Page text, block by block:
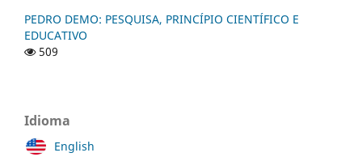
PEDRO DEMO: PESQUISA, PRINCÍPIO CIENTÍFICO E
EDUCATIVO
509
Idioma
English